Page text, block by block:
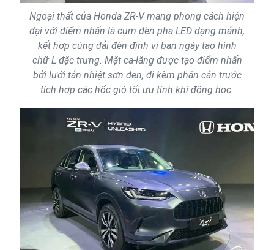
Ngoại thất của Honda ZR-V mang phong cách hiện
đại với điểm nhấn là cụm đèn pha LED dạng mảnh,
kết hợp cùng dải đèn định vị ban ngày tạo hình
chữ L đặc trưng. Mặt ca-lăng được tạo điểm nhấn
bởi lưới tản nhiệt sơn đen, đi kèm phần cản trước
tích hợp các hốc gió tối ưu tính khí động học.